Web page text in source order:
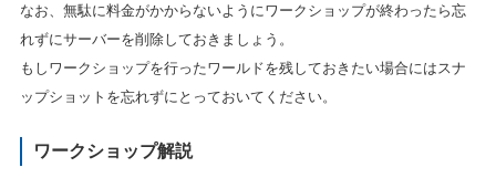
なお、無駄に料金がかからないようにワークショップが終わったら忘
れずにサーバーを削除しておきましょう。
もしワークショップを行ったワールドを残しておきたい場合にはスナ
ップショットを忘れずにとっておいてください。
ワークショップ解説